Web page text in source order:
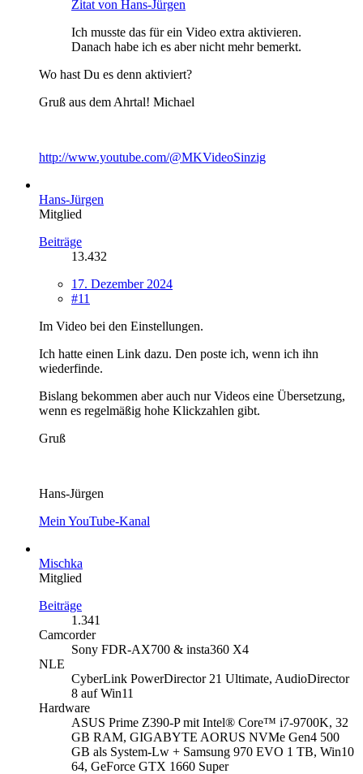
Zitat von Hans-Jürgen
Ich musste das für ein Video extra aktivieren.
Danach habe ich es aber nicht mehr bemerkt.
Wo hast Du es denn aktiviert?
Gruß aus dem Ahrtal! Michael
http://www.youtube.com/@MKVideoSinzig
Hans-Jürgen
Mitglied
Beiträge
13.432
17. Dezember 2024
#11
Im Video bei den Einstellungen.
Ich hatte einen Link dazu. Den poste ich, wenn ich ihn
wiederfinde.
Bislang bekommen aber auch nur Videos eine Übersetzung,
wenn es regelmäßig hohe Klickzahlen gibt.
Gruß
Hans-Jürgen
Mein YouTube-Kanal
Mischka
Mitglied
Beiträge
1.341
Camcorder
Sony FDR-AX700 & insta360 X4
NLE
CyberLink PowerDirector 21 Ultimate, AudioDirector
8 auf Win11
Hardware
ASUS Prime Z390-P mit Intel® Core™ i7-9700K, 32
GB RAM, GIGABYTE AORUS NVMe Gen4 500
GB als System-Lw + Samsung 970 EVO 1 TB, Win10
64, GeForce GTX 1660 Super